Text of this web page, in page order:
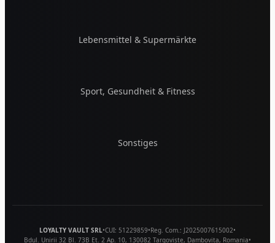
Lebensmittel & Supermärkte
Sport, Gesundheit & Fitness
Sonstiges
LOYALTY VAULT SRL•CUI: 51229859•Reg. Com.: J2025007615002•
Bdul. Unirii 32 Bl. 73B Et. 2 Ap. 10, 130082 Targoviste, Dambovita, Romania•